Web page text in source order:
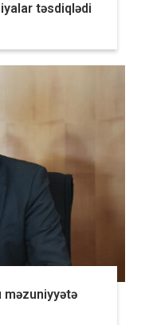
təsdiqlədi
məzuniyyətə